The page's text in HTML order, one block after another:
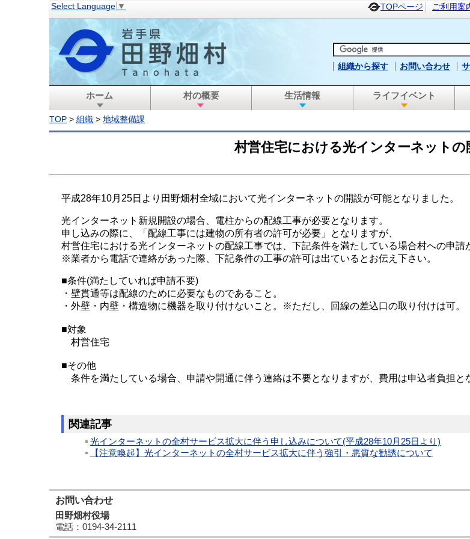
Select Language ▼ TOPページ ご利用案
組織から探す お問い合わせ
ホーム 村の概要 生活情報 ライフイベント
TOP > 組織 > 地域整備課
村営住宅における光インターネットの
平成28年10月25日より田野畑村全域において光インターネットの開設が可能となりました。
光インターネット新規開設の場合、電柱からの配線工事が必要となります。
申し込みの際に、「配線工事には建物の所有者の許可が必要」となりますが、
村営住宅における光インターネットの配線工事では、下記条件を満たしている場合村への申請
※業者から電話で連絡があった際、下記条件の工事の許可は出ているとお伝え下さい。
■条件(満たしていれば申請不要)
・壁貫通等は配線のために必要なものであること。
・外壁・内壁・構造物に機器を取り付けないこと。※ただし、回線の差込口の取り付けは可。
■対象
村営住宅
■その他
条件を満たしている場合、申請や開通に伴う連絡は不要となりますが、費用は申込者負担と
関連記事
光インターネットの全村サービス拡大に伴う申し込みについて(平成28年10月25日より)
【注意喚起】光インターネットの全村サービス拡大に伴う強引・悪質な勧誘について
お問い合わせ
田野畑村役場
電話 ：0194-34-2111